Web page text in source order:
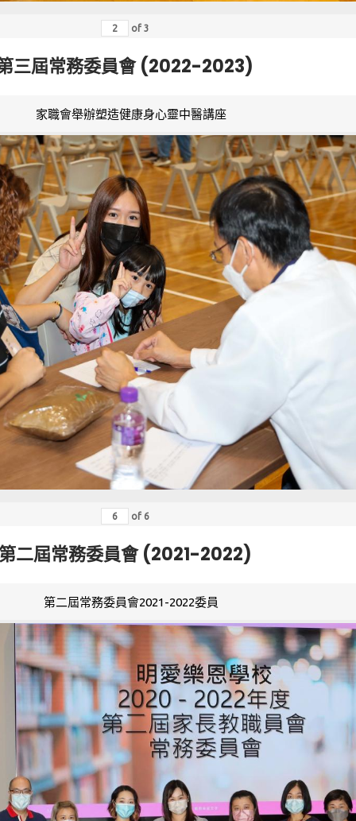
of 3
三屆常務委員會 (2022-2023)
家職會舉辦塑造健康身心靈中醫講座
of 6
二屆常務委員會 (2021-2022)
第二屆常務委員會2021-2022委員